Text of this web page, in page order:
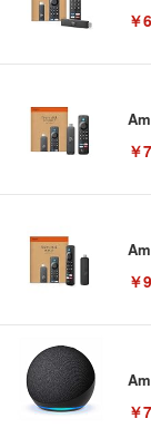
￥
￥
￥
￥